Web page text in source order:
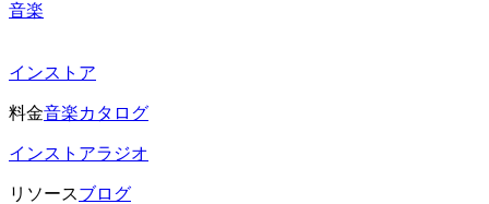
音楽
インストア
料金音楽カタログ
インストアラジオ
リソースブログ